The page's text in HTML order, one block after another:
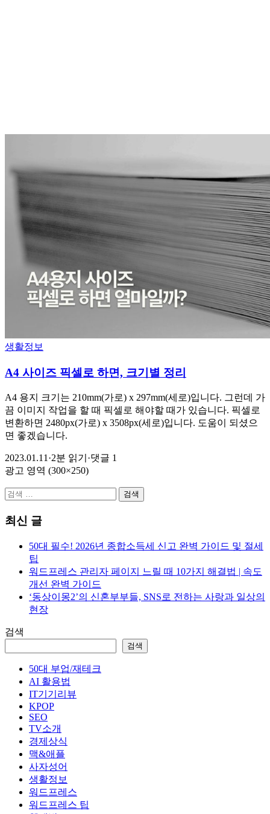
생활정보
A4 사이즈 픽셀로 하면, 크기별 정리
A4 용지 크기는 210mm(가로) x 297mm(세로)입니다. 그런데 가
끔 이미지 작업을 할 때 픽셀로 해야할 때가 있습니다. 픽셀로
변환하면 2480px(가로) x 3508px(세로)입니다. 도움이 되셨으
면 좋겠습니다.
2023.01.11 ·2분 읽기 ·댓글 1
광고 영역 (300×250)
검
최신 글
50대 필수! 2026년 종합소득세 신고 완벽 가이드 및 절세
팁
워드프레스 관리자 페이지 느릴 때 10가지 해결법 | 속도
개선 완벽 가이드
‘동상이몽2’의 신혼부부들, SNS로 전하는 사랑과 일상의
현장
검색
검색
50대 부업/재테크
AI 활용법
IT기기리뷰
KPOP
SEO
TV소개
경제상식
맥&애플
사자성어
생활정보
워드프레스
워드프레스 팁